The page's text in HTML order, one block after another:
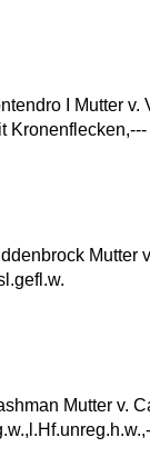
I Mutter v.
Mutter
Mutter v.